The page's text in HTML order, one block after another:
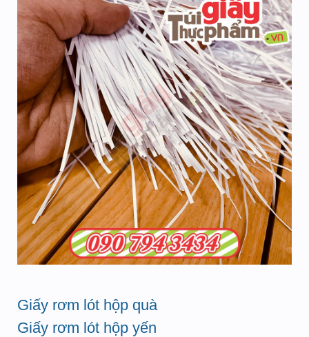
Giấy rơm lót hộp quà
Giấy rơm lót hộp yến